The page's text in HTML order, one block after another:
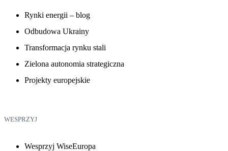
Rynki energii – blog
Odbudowa Ukrainy
Transformacja rynku stali
Zielona autonomia strategiczna
Projekty europejskie
WESPRZYJ
Wesprzyj WiseEuropa